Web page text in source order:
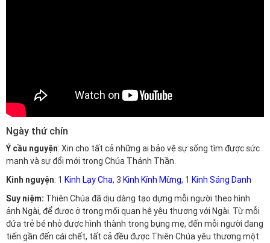
Ngày thứ chín
Ý cầu nguyện: Xin cho tất cả những ai bảo vệ sự sống tìm được sức
mạnh và sự đổi mới trong Chúa Thánh Thần.
Kinh nguyện: 1 Kinh Lạy Cha, 3 Kinh Kính Mừng, 1 Kinh Sáng Danh
Suy niệm: Thiên Chúa đã dịu dàng tạo dựng mỗi người theo hình
ảnh Ngài, để được ở trong mối quan hệ yêu thương với Ngài. Từ mỗi
đứa trẻ bé nhỏ được hình thành trong bụng mẹ, đến mỗi người đang
tiến gần đến cái chết, tất cả đều được Thiên Chúa yêu thương một